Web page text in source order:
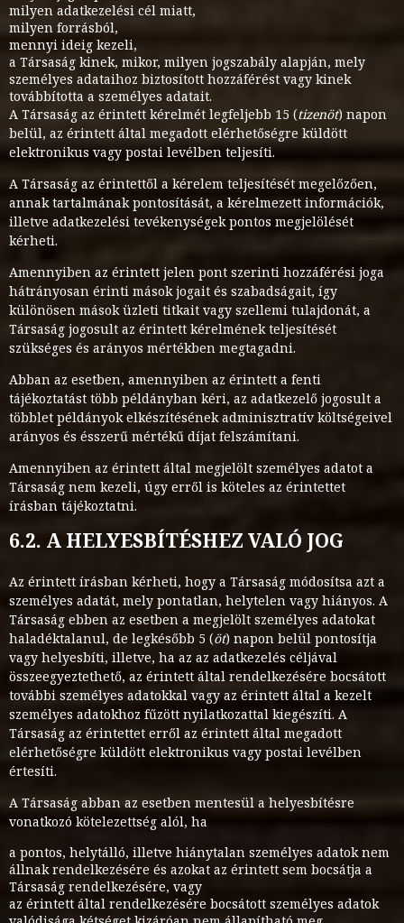
milyen adatkezelési cél miatt,
milyen forrásból,
mennyi ideig kezeli,
a Társaság kinek, mikor, milyen jogszabály alapján, mely
személyes adataihoz biztosított hozzáférést vagy kinek
továbbította a személyes adatait.
A Társaság az érintett kérelmét legfeljebb 15 (tizenöt) napon
belül, az érintett által megadott elérhetőségre küldött
elektronikus vagy postai levélben teljesíti.
A Társaság az érintettől a kérelem teljesítését megelőzően,
annak tartalmának pontosítását, a kérelmezett információk,
illetve adatkezelési tevékenységek pontos megjelölését
kérheti.
Amennyiben az érintett jelen pont szerinti hozzáférési joga
hátrányosan érinti mások jogait és szabadságait, így
különösen mások üzleti titkait vagy szellemi tulajdonát, a
Társaság jogosult az érintett kérelmének teljesítését
szükséges és arányos mértékben megtagadni.
Abban az esetben, amennyiben az érintett a fenti
tájékoztatást több példányban kéri, az adatkezelő jogosult a
többlet példányok elkészítésének adminisztratív költségeivel
arányos és ésszerű mértékű díjat felszámítani.
Amennyiben az érintett által megjelölt személyes adatot a
Társaság nem kezeli, úgy erről is köteles az érintettet
írásban tájékoztatni.
6.2. A HELYESBÍTÉSHEZ VALÓ JOG
Az érintett írásban kérheti, hogy a Társaság módosítsa azt a
személyes adatát, mely pontatlan, helytelen vagy hiányos. A
Társaság ebben az esetben a megjelölt személyes adatokat
haladéktalanul, de legkésőbb 5 (öt) napon belül pontosítja
vagy helyesbíti, illetve, ha az az adatkezelés céljával
összeegyeztethető, az érintett által rendelkezésére bocsátott
további személyes adatokkal vagy az érintett által a kezelt
személyes adatokhoz fűzött nyilatkozattal kiegészíti. A
Társaság az érintettet erről az érintett által megadott
elérhetőségre küldött elektronikus vagy postai levélben
értesíti.
A Társaság abban az esetben mentesül a helyesbítésre
vonatkozó kötelezettség alól, ha
a pontos, helytálló, illetve hiánytalan személyes adatok nem
állnak rendelkezésére és azokat az érintett sem bocsátja a
Társaság rendelkezésére, vagy
az érintett által rendelkezésére bocsátott személyes adatok